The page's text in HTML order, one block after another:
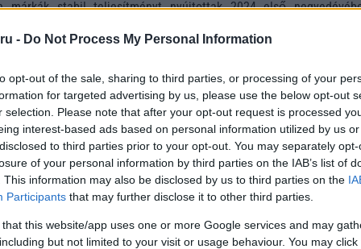
- Do Not Process My Personal Information
opt-out of the sale, sharing to third parties, or processing of your
for targeted advertising by us, please use the below opt-out
selection. Please note that after your opt-out request is processed
interest-based ads based on personal information utilized by us
to third parties prior to your opt-out. You may separately
of your personal information by third parties on the IAB’s list of
This information may also be disclosed by us to third parties on the
Participants that may further disclose it to other third parties.
that this website/app uses one or more Google services and may
but not limited to your visit or usage behaviour. You may
márkák stabil teljesítményt nyújtottak 2024 első
Mindkét vállalatnak sikerült egyenként 4%-os piaci
18%-át.
a legfrissebb híreink között!